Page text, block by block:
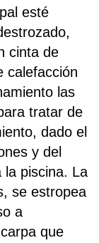
esté
cinta de
calefacción
las
tratar de
dado el
y del
la piscina. La
se estropea
a
que